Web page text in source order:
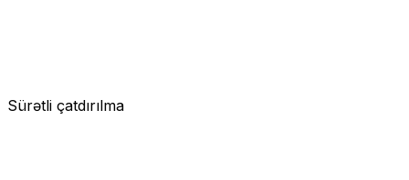
Sürətli çatdırılma